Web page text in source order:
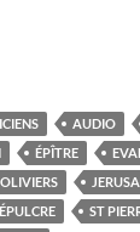
AUDIO
ÉPÎTRE
ST